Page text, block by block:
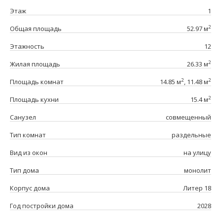
Этаж
1
Общая площадь
52.97 м2
Этажность
12
Жилая площадь
26.33 м2
Площадь комнат 14.85 м2, 11.48 м2
Площадь кухни 15.4 м2
Санузел
совмещенный
Тип комнат
раздельные
Вид из окон
на улицу
Тип дома
монолит
Корпус дома
Литер 18
Год постройки дома
2028